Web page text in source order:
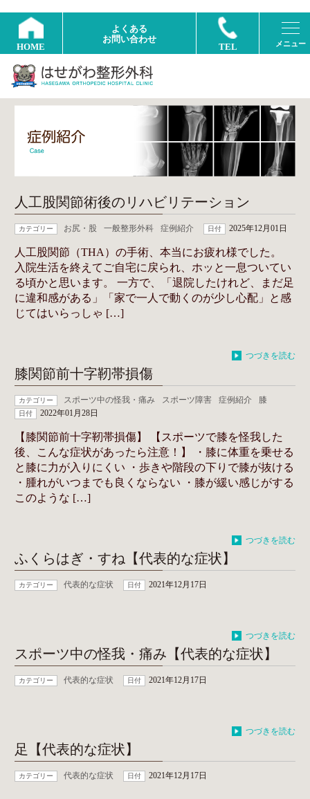
HOME
よくある
お問い合わせ
TEL
人工股関節術後のリハビリテーション
カテゴリー お尻・股 一般整形外科 症例紹介 日付 2025年12月01日
人工股関節（THA）の手術、本当にお疲れ様でした。
入院生活を終えてご自宅に戻られ、ホッと一息ついてい
る頃かと思います。 一方で、「退院したけれど、まだ足
に違和感がある」「家で一人で動くのが少し心配」と感
じてはいらっしゃ […]
つづきを読む
膝関節前十字靭帯損傷
カテゴリー スポーツ中の怪我・痛み スポーツ障害 症例紹介 膝
日付 2022年01月28日
【膝関節前十字靭帯損傷】 【スポーツで膝を怪我した
後、こんな症状があったら注意！】 ・膝に体重を乗せる
と膝に力が入りにくい ・歩きや階段の下りで膝が抜ける
・腫れがいつまでも良くならない ・膝が緩い感じがする
このような […]
つづきを読む
ふくらはぎ・すね【代表的な症状】
カテゴリー 代表的な症状 日付 2021年12月17日
つづきを読む
スポーツ中の怪我・痛み【代表的な症状】
カテゴリー 代表的な症状 日付 2021年12月17日
つづきを読む
足【代表的な症状】
カテゴリー 代表的な症状 日付 2021年12月17日